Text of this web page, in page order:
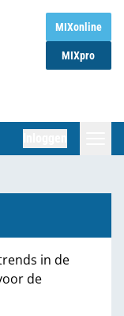
MIXonline
MIXpro
in de
de